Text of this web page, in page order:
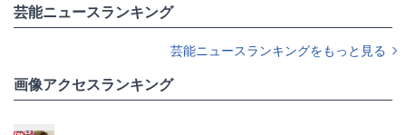
芸能ニュースランキング
芸能ニュースランキングをもっと見る
画像アクセスランキング